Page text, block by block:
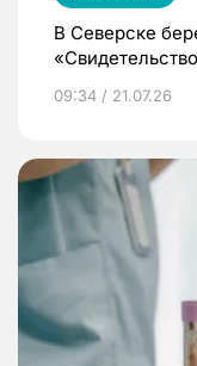
В Северске
09:34 / 21.07.26